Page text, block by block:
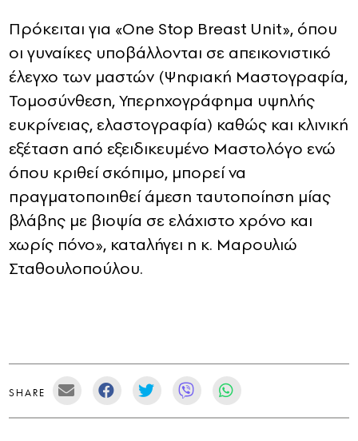
Πρόκειται για «One Stop Breast Unit», όπου
οι γυναίκες υποβάλλονται σε απεικονιστικό
έλεγχο των μαστών (Ψηφιακή Μαστογραφία,
Τομοσύνθεση, Υπερηχογράφημα υψηλής
ευκρίνειας, ελαστογραφία) καθώς και κλινική
εξέταση από εξειδικευμένο Μαστολόγο ενώ
όπου κριθεί σκόπιμο, μπορεί να
πραγματοποιηθεί άμεση ταυτοποίηση μίας
βλάβης με βιοψία σε ελάχιστο χρόνο και
χωρίς πόνο», καταλήγει η κ. Μαρουλιώ
Σταθουλοπούλου.
SHARE